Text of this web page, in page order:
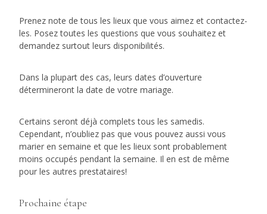
Prenez note de tous les lieux que vous aimez et contactez-
les. Posez toutes les questions que vous souhaitez et
demandez surtout leurs disponibilités.
Dans la plupart des cas, leurs dates d’ouverture
détermineront la date de votre mariage.
Certains seront déjà complets tous les samedis.
Cependant, n’oubliez pas que vous pouvez aussi vous
marier en semaine et que les lieux sont probablement
moins occupés pendant la semaine. Il en est de même
pour les autres prestataires!
Prochaine étape